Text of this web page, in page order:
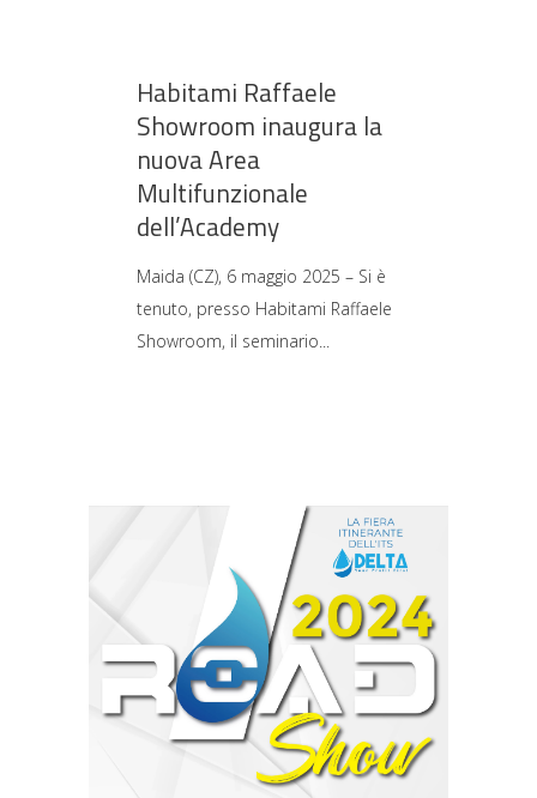
Habitami Raffaele
Showroom inaugura la
nuova Area
Multifunzionale
dell’Academy
Maida (CZ), 6 maggio 2025 – Si è
tenuto, presso Habitami Raffaele
Showroom, il seminario